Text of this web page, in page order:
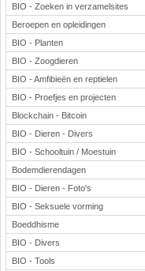
BIO - Zoeken in verzamelsites
Beroepen en opleidingen
BIO - Planten
BIO - Zoogdieren
BIO - Amfibieën en reptielen
BIO - Proefjes en projecten
Blockchain - Bitcoin
BIO - Dieren - Divers
BIO - Schooltuin / Moestuin
Bodemdierendagen
BIO - Dieren - Foto's
BIO - Seksuele vorming
Boeddhisme
BIO - Divers
BIO - Tools